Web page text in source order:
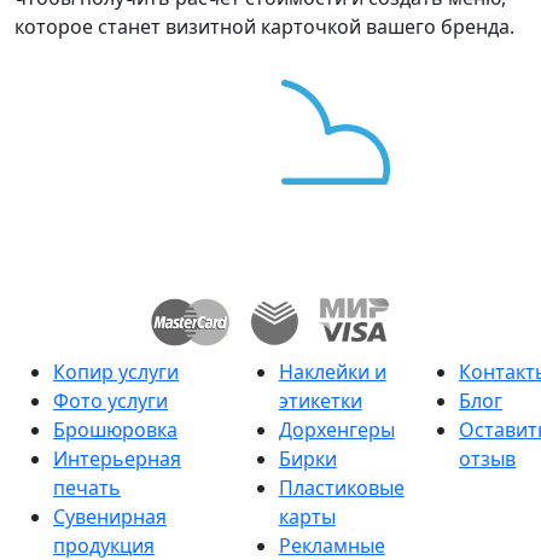
которое станет визитной карточкой вашего бренда.
Копир услуги
Фото услуги
Брошюровка
Интерьерная
печать
Сувенирная
продукция
Наклейки и
этикетки
Дорхенгеры
Бирки
Пластиковые
карты
Рекламные
Блог
отзыв